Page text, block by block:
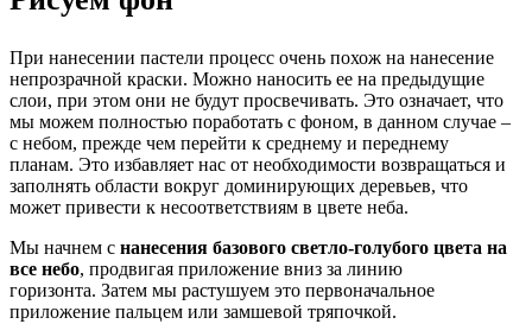
При нанесении пастели процесс очень похож на нанесение
непрозрачной краски. Можно наносить ее на предыдущие
слои, при этом они не будут просвечивать. Это означает, что
мы можем полностью поработать с фоном, в данном случае –
с небом, прежде чем перейти к среднему и переднему
планам. Это избавляет нас от необходимости возвращаться и
заполнять области вокруг доминирующих деревьев, что
может привести к несоответствиям в цвете неба.
Мы начнем с нанесения базового светло-голубого цвета на
все небо, продвигая приложение вниз за линию
горизонта. Затем мы растушуем это первоначальное
приложение пальцем или замшевой тряпочкой.